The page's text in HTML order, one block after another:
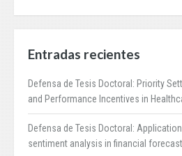
Entradas recientes
Defensa de Tesis Doctoral: Priority
and Performance Incentives in
Defensa de Tesis Doctoral:
sentiment analysis in financial